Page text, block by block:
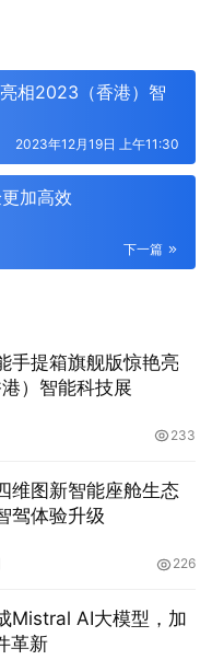
相2023（香港）智
2023年12月19日 上午11:30
加高效
下一篇
手提箱旗舰版惊艳亮
）智能科技展
233
维图新智能座舱生态
驾体验升级
226
Mistral AI大模型，加
革新